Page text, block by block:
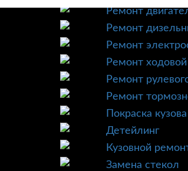
Ремонт
Ремонт
Ремонт
Ремонт ходовой
Ремонт
Ремонт
Покраска кузова
Детейлинг
Кузовной
Замена стекол